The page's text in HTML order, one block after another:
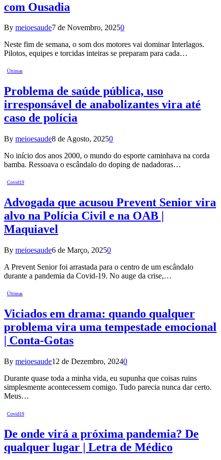
com Ousadia
By meioesaude7 de Novembro, 20250
Neste fim de semana, o som dos motores vai dominar Interlagos.
Pilotos, equipes e torcidas inteiras se preparam para cada…
Últimas
Problema de saúde pública, uso
irresponsável de anabolizantes vira até
caso de polícia
By meioesaude8 de Agosto, 20250
No início dos anos 2000, o mundo do esporte caminhava na corda
bamba. Ressoava o escândalo do doping de nadadoras…
Covid19
Advogada que acusou Prevent Senior vira
alvo na Polícia Civil e na OAB |
Maquiavel
By meioesaude6 de Março, 20250
A Prevent Senior foi arrastada para o centro de um escândalo
durante a pandemia da Covid-19. No auge da crise,…
Últimas
Viciados em drama: quando qualquer
problema vira uma tempestade emocional
| Conta-Gotas
By meioesaude12 de Dezembro, 20240
Durante quase toda a minha vida, eu supunha que coisas ruins
simplesmente acontecessem comigo. Tudo parecia nunca dar certo.
Meus…
Covid19
De onde virá a próxima pandemia? De
qualquer lugar | Letra de Médico